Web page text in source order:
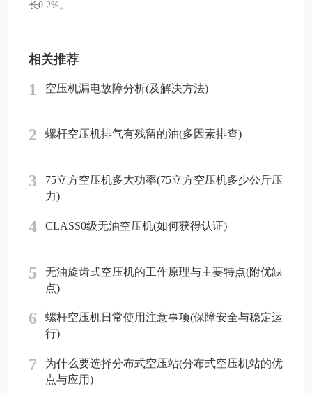
长0.2%。
相关推荐
1 空压机漏电故障分析(及解决方法)
2 螺杆空压机排气有残留的油(多因素排查)
3
75立方空压机多大功率(75立方空压机多少公斤压
力)
4 CLASS0级无油空压机(如何获得认证)
5
无油旋齿式空压机的工作原理与主要特点(附优缺
点)
6
螺杆空压机日常使用注意事项(保障安全与稳定运
行)
7
为什么要选择分布式空压站(分布式空压机站的优
点与应用)